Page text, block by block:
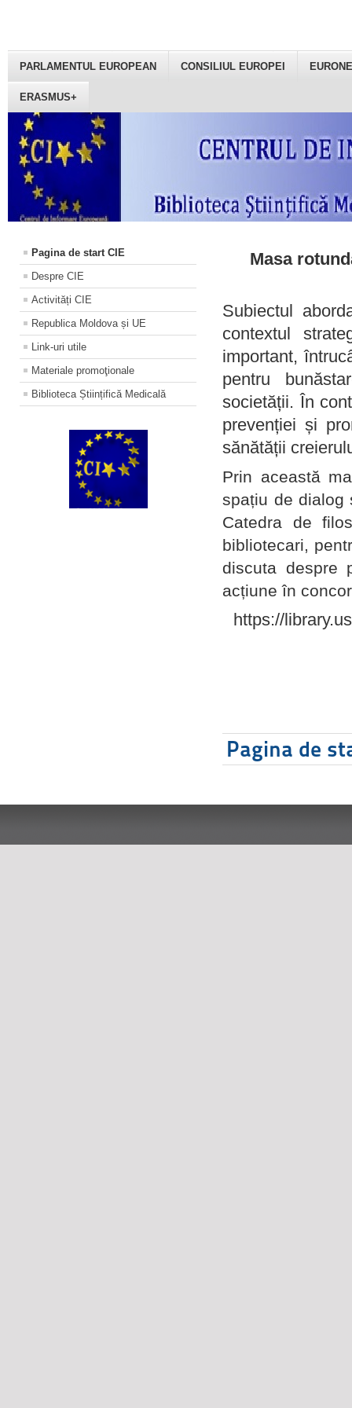
PARLAMENTUL EUROPEAN CONSILIUL EUROPEI
ERASMUS+
Pagina de start CIE
Despre CIE
Activități CIE
Republica Moldova și UE
Link-uri utile
Materiale promoţionale
Biblioteca Științifică Medicală
Masa
Subiectul
contextul
important,
pentru
societății. În
prevenției și
sănătății
Prin această
spațiu de dialog
Catedra de
bibliotecari,
discuta despre
acțiune în
https://
Pagina de